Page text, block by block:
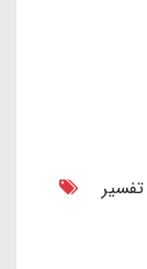
تفسیر